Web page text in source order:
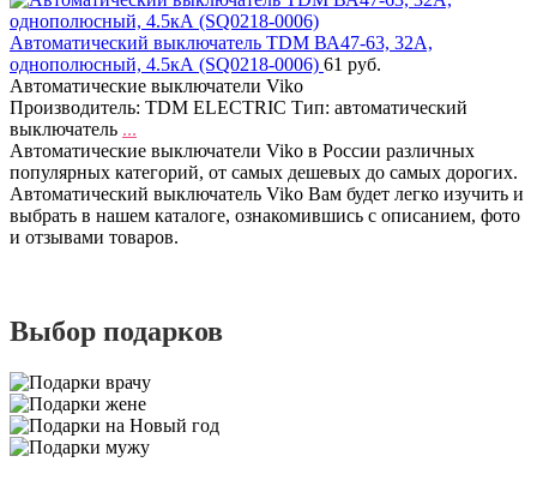
Автоматический выключатель TDM ВА47-63, 32А,
однополюсный, 4.5кА (SQ0218-0006) 61 руб.
Автоматические выключатели Viko
Производитель: TDM ЕLECTRIC Тип: автоматический
выключатель ...
Автоматические выключатели Viko в России различных
популярных категорий, от самых дешевых до самых дорогих.
Автоматический выключатель Viko Вам будет легко изучить и
выбрать в нашем каталоге, ознакомившись с описанием, фото
и отзывами товаров.
Выбор подарков